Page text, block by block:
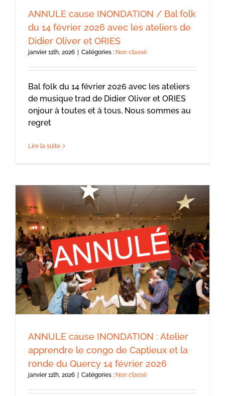
ANNULE cause INONDATION / Bal folk
du 14 février 2026 avec les ateliers de
Didier Oliver et ORIES
janvier 11th, 2026 Catégories : Non classé
Bal folk du 14 février 2026 avec les ateliers
de musique trad de Didier Oliver et ORIES
onjour à toutes et à tous, Nous sommes au
regret
Lire la suite
ANNULE cause INONDATION : Atelier
apprendre le congo de Captieux et la
ronde du Quercy 14 février 2026
janvier 11th, 2026 | Catégories : Non classé